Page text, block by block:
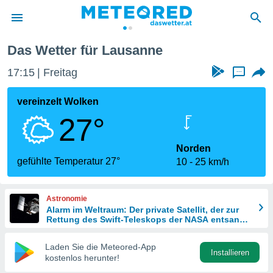
wurde
dass
sind.
diese
Das Wetter für Lausanne
17:15 Freitag ...
vereinzelt Wolken
27°
gefühlte Temperatur 27°
Norden
10
25 km/h
Astronomie
Alarm im Weltraum: Der private Satellit, der zur
Rettung des Swift-Teleskops der NASA entsandt
Laden Sie die Meteored-App
kostenlos herunter!
Installieren